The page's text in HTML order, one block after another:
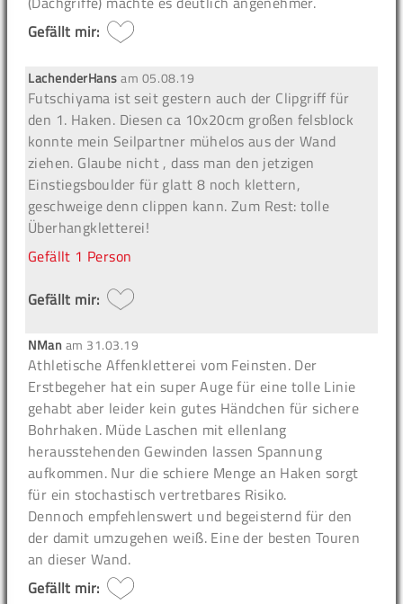
Gefällt mir:
LachenderHansam 05.08.19
Futschiyama ist seit gestern auch der Clipgriff für
den 1. Haken. Diesen ca 10x20cm großen felsblock
konnte mein Seilpartner mühelos aus der Wand
ziehen. Glaube nicht , dass man den jetzigen
Einstiegsboulder für glatt 8 noch klettern,
geschweige denn clippen kann. Zum Rest: tolle
Überhangkletterei!
Gefällt 1 Person
Gefällt mir:
NManam 31.03.19
Athletische Affenkletterei vom Feinsten. Der
Erstbegeher hat ein super Auge für eine tolle Linie
gehabt aber leider kein gutes Händchen für sichere
Bohrhaken. Müde Laschen mit ellenlang
herausstehenden Gewinden lassen Spannung
aufkommen. Nur die schiere Menge an Haken sorgt
für ein stochastisch vertretbares Risiko.
Dennoch empfehlenswert und begeisternd für den
der damit umzugehen weiß. Eine der besten Touren
an dieser Wand.
Gefällt mir: